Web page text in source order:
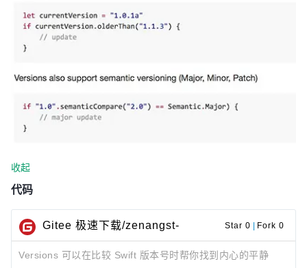
收起
代码
Gitee 极速下载/zenangst-
Versions
Star 0 | Fork 0
Versions 可以在比较 Swift 版本号时帮你找到内心的平静